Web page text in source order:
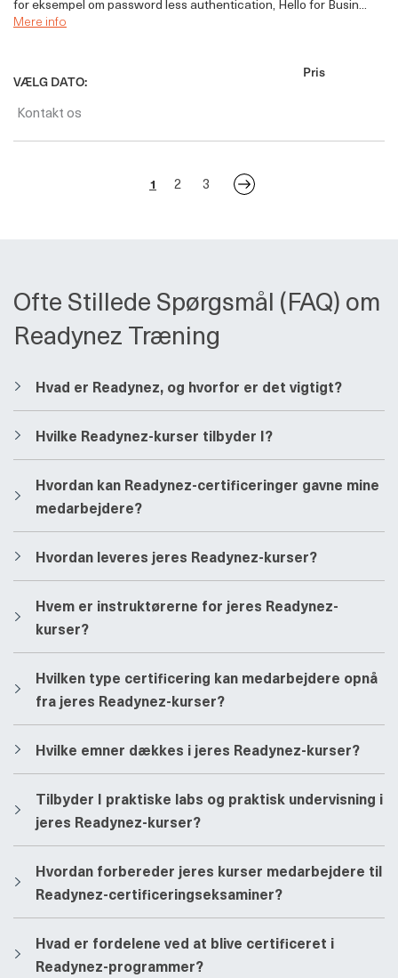
for eksempel om password less authentication, Hello for Busin...
Mere info
VÆLG DATO:
Kontakt os
Pris
1 2 3
Ofte Stillede Spørgsmål (FAQ) om
Readynez Træning
​​Hvad er Readynez, og hvorfor er det vigtigt?
​​Hvilke Readynez-kurser tilbyder I?
​​Hvordan kan Readynez-certificeringer gavne mine
medarbejdere?
​​Hvordan leveres jeres Readynez-kurser?
​​Hvem er instruktørerne for jeres Readynez-
kurser?
​​Hvilken type certificering kan medarbejdere opnå
fra jeres Readynez-kurser?
​​Hvilke emner dækkes i jeres Readynez-kurser?
​​Tilbyder I praktiske labs og praktisk undervisning i
jeres Readynez-kurser?
​​Hvordan forbereder jeres kurser medarbejdere til
Readynez-certificeringseksaminer?
​​Hvad er fordelene ved at blive certificeret i
Readynez-programmer?